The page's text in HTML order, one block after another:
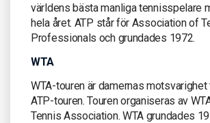
världens bästa manliga tennisspelare
hela året. ATP står för Association of
Professionals och grundades 1972.
WTA
WTA-touren är damernas motsvarighet
ATP-touren. Touren organiseras av
Tennis Association. WTA grundades